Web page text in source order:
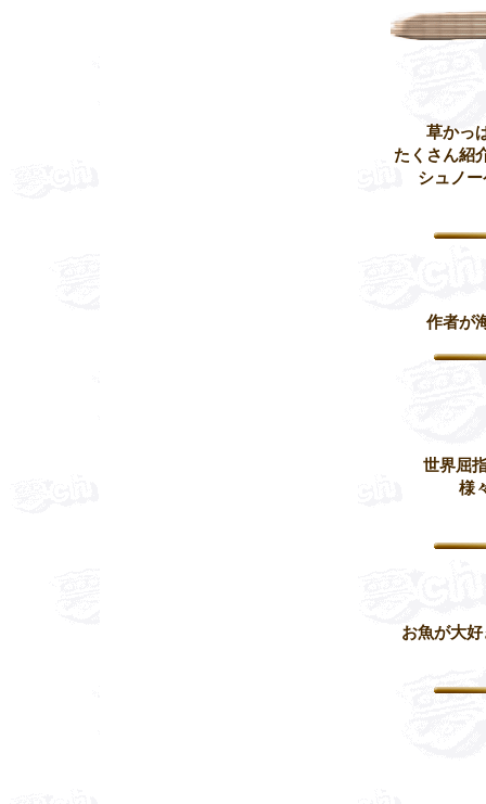
草かっ
たくさん紹
シュノ
作者が
世界屈
様
お魚が大